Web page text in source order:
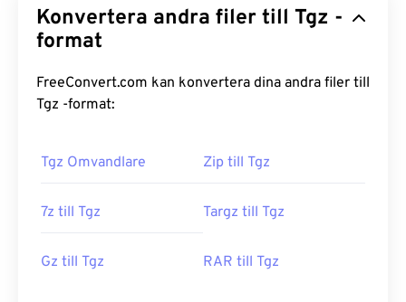
Konvertera andra filer till Tgz -
format
FreeConvert.com kan konvertera dina andra filer till
Tgz -format:
Tgz Omvandlare Zip till Tgz
7z till Tgz Targz till Tgz
Gz till Tgz RAR till Tgz